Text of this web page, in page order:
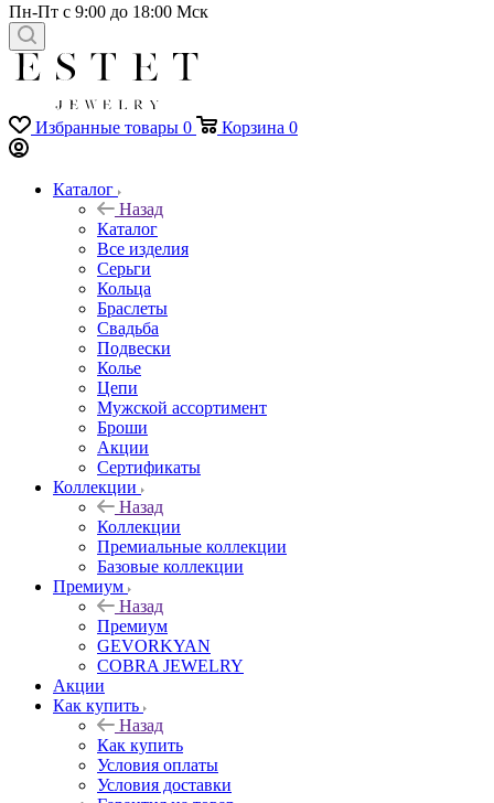
Пн-Пт с 9:00 до 18:00 Мск
Избранные товары 0 Корзина 0
Каталог
Назад
Каталог
Все изделия
Серьги
Кольца
Браслеты
Свадьба
Подвески
Колье
Цепи
Мужской ассортимент
Броши
Акции
Сертификаты
Коллекции
Назад
Коллекции
Премиальные коллекции
Базовые коллекции
Премиум
Назад
Премиум
GEVORKYAN
COBRA JEWELRY
Акции
Как купить
Назад
Как купить
Условия оплаты
Условия доставки